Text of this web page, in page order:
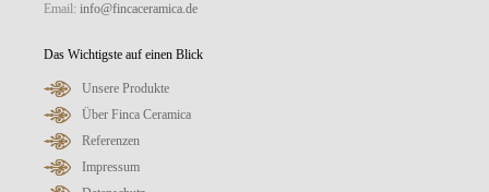
Email: info@fincaceramica.de
Das Wichtigste auf einen Blick
Unsere Produkte
Über Finca Ceramica
Referenzen
Impressum